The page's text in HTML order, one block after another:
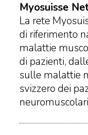
Myosuisse
La rete
di riferimento
malattie
di pazienti,
sulle malattie
svizzero dei